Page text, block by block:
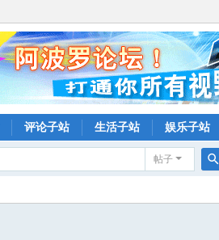
评论子站 生活子站 娱乐子站
帖子
索